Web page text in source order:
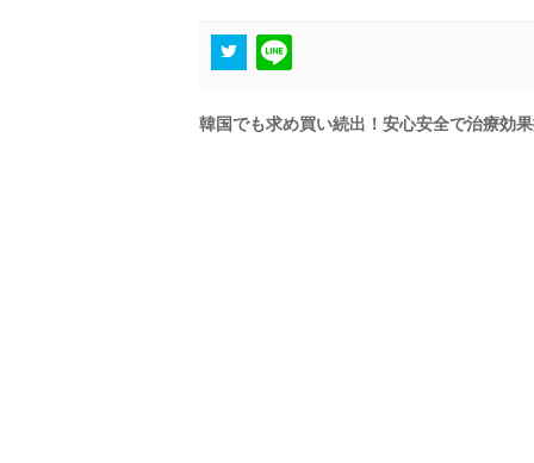
韓国でも求め買い続出！安心安全で治療効